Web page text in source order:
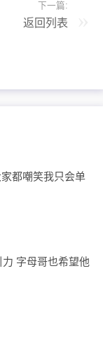
下一篇:
返回列表
都嘲笑我只会单
字母哥也希望他